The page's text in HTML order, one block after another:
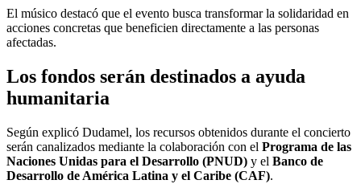
El músico destacó que el evento busca transformar la solidaridad en
acciones concretas que beneficien directamente a las personas
afectadas.
Los fondos serán destinados a ayuda
humanitaria
Según explicó Dudamel, los recursos obtenidos durante el concierto
serán canalizados mediante la colaboración con el Programa de las
Naciones Unidas para el Desarrollo (PNUD) y el Banco de
Desarrollo de América Latina y el Caribe (CAF).